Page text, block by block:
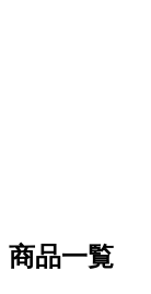
商品一覧